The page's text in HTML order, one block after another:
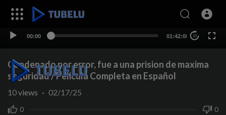
00:00 01:42:08 10
Condenado por error, fue a una prision de maxima
seguridad / Pelicula Completa en Español
0 0
10views · 02/17/25